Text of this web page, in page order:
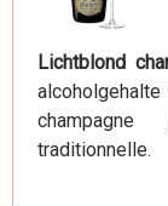
Lichtblond
traditionnelle.